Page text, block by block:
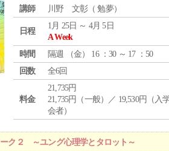
講師 川野 文彰（ 勉夢）
日程
1月 25日 ～ 4月 5日
A Week
時間
隔週 （金） 16 ：30 ～ 17 ：50
回数
全6回
料金
21,735円
21,735円（一般）／ 19,530円（入
会者）
ク２ ～ユング心理学とタロット～